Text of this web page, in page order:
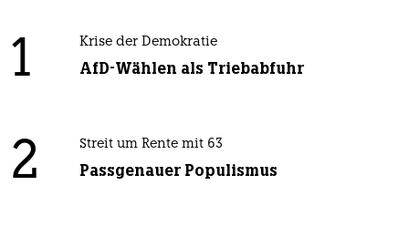
1 Krise der Demokratie
AfD-Wählen als Triebabfuhr
2 Streit um Rente mit 63
Passgenauer Populismus